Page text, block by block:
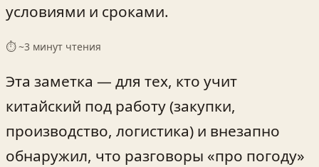
условиями и сроками.
⏱ ~3 минут чтения
Эта заметка — для тех, кто учит
китайский под работу (закупки,
производство, логистика) и внезапно
обнаружил, что разговоры «про погоду»